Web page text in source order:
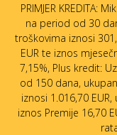
PRIMJER KREDITA:
na period od 30
troškovima iznosi
EUR te iznos
7,15%, Plus kredit:
od 150 dana,
iznosi 1.016,70
iznos Premije 16,70